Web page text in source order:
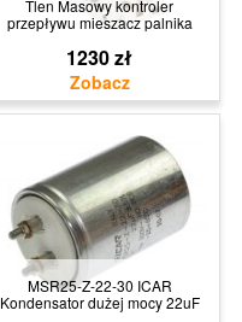
Tlen Masowy kontroler
przepływu mieszacz palnika
1230 zł
MSR25-Z-22-30 ICAR
Kondensator dużej mocy 22uF